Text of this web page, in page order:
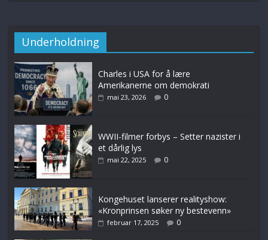
Underholdning
Charles i USA for å lære
Amerikanerne om demokrati
mai 23, 2026 0
WWII-filmer forbys – Setter nazister i
et dårlig lys
mai 22, 2025 0
Kongehuset lanserer realityshow:
«Kronprinsen søker ny bestevenn»
februar 17, 2025 0